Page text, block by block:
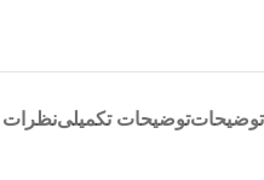
توضیحاتتوضیحات تکمیلینظرات